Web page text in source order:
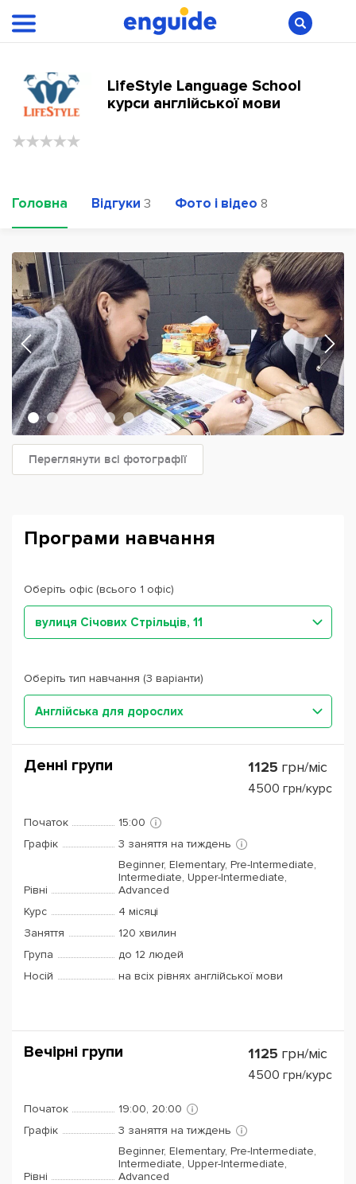
LifeStyle Language School
курси англійської мови
Головна Відгуки 3 Фото і відео 8
Переглянути всі фотографії
Програми навчання
Оберіть офіс (всього 1 офіс)
вулиця Січових Стрільців, 11
Оберіть тип навчання (3 варіанти)
Англійська для дорослих
Денні групи 1125 грн/міс
4500 грн/курс
Початок
15:00
Графік
3 заняття на тиждень
Рівні
Beginner, Elementary, Pre-Intermediate,
Intermediate, Upper-Intermediate,
Advanced
Курс
4 місяці
Заняття
120 хвилин
Група
до 12 людей
Носій
на всіх рівнях англійської мови
Вечірні групи 1125 грн/міс
4500 грн/курс
Початок
19:00, 20:00
Графік
3 заняття на тиждень
Рівні
Beginner, Elementary, Pre-Intermediate,
Intermediate, Upper-Intermediate,
Advanced